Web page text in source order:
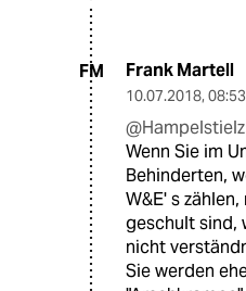
FM Frank Martell
10.07.2018,
Wenn Sie im
Behinderten,
W&E' s
geschult sind,
nicht
Sie werden